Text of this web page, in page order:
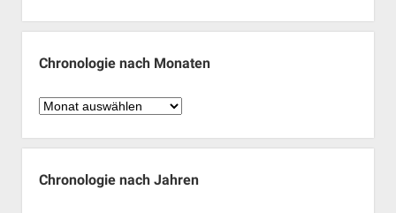
Chronologie nach Monaten
Chronologie
Monaten
Chronologie nach Jahren